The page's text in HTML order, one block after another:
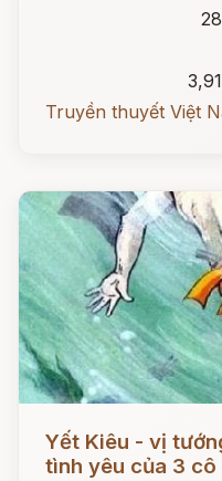
Truyền thuyết Việt
Đọc ngay
Yết Kiêu - vị
tình yêu của 3